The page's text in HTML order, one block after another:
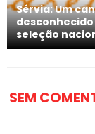
Sérvia: Um
seleção
SEM